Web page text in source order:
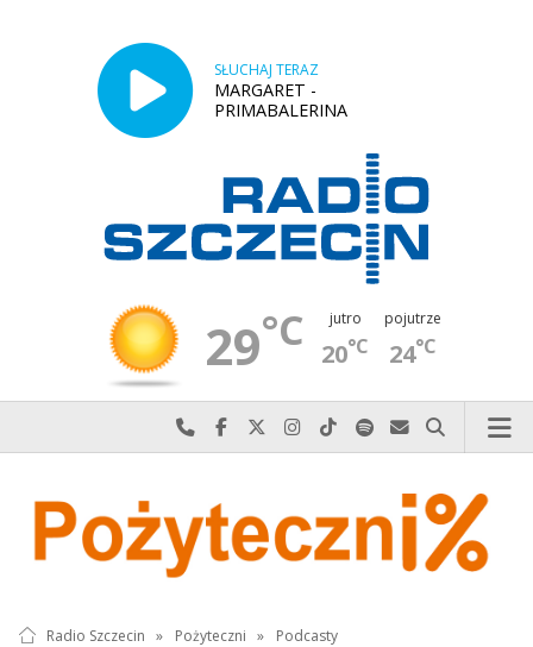
SŁUCHAJ TERAZ
MARGARET -
PRIMABALERINA
29°C jutro
20°C
pojutrze
24°C
Najlepiej po prostu do nas zadzwoń
Odwiedź nas na Facebook-u
Odwiedź nas na X
Odwiedź nas na Instagram-ie
Odwiedź nas na TikTok-u
Szukaj nas na Spotify
Wyślij do nas
Szukaj
Radio Szczecin » Pożyteczni » Podcasty